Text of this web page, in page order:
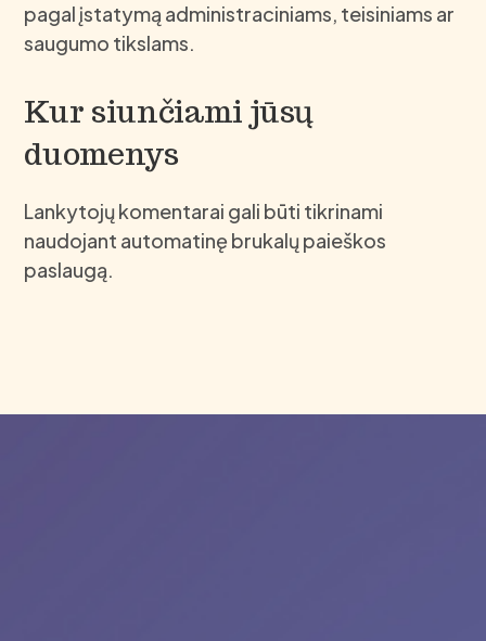
pagal įstatymą administraciniams, teisiniams ar
saugumo tikslams.
Kur siunčiami jūsų
duomenys
Lankytojų komentarai gali būti tikrinami
naudojant automatinę brukalų paieškos
paslaugą.